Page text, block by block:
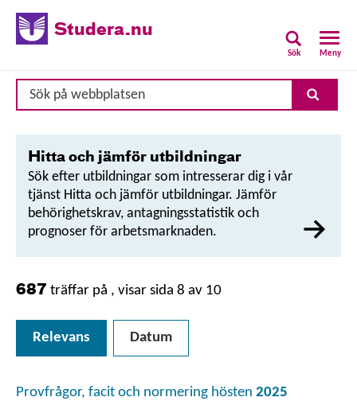
Studera.nu
Sök Meny
Sök
på
Sök
Hitta och jämför utbildningar
Sök efter utbildningar som intresserar dig i vår
tjänst Hitta och jämför utbildningar. Jämför
behörighetskrav, antagningsstatistik och
prognoser för arbetsmarknaden.
687 träffar på , visar sida 8 av 10
Relevans Datum
Provfrågor, facit och normering hösten 2025